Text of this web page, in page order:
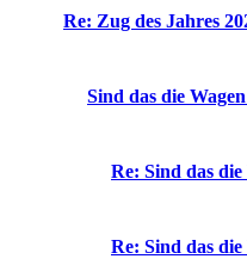
Re: Zug des Jahres
Sind das die
Re: Sind das
Re: Sind das